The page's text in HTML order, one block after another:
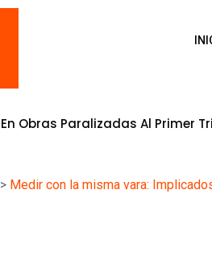
Al Primer Trimestre Del 2026 6
> Medir con la misma vara: